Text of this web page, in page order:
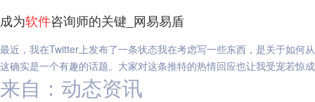
成为软件咨询师的关键_网易易盾
最近，我在Twitter上发布了一条状态我在考虑写一些东西，是关于如何
这确实是一个有趣的话题。大家对这条推特的热情回应也让我受宠若惊
来自：动态资讯